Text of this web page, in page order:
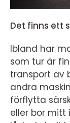
Det finns ett
Ibland har
som tur är
transport av
andra
förflytta
eller bor mitt